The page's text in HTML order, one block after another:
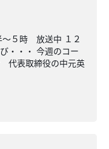
５時 放送中 １２
・・・ 今週のコー
代表取締役の中元英